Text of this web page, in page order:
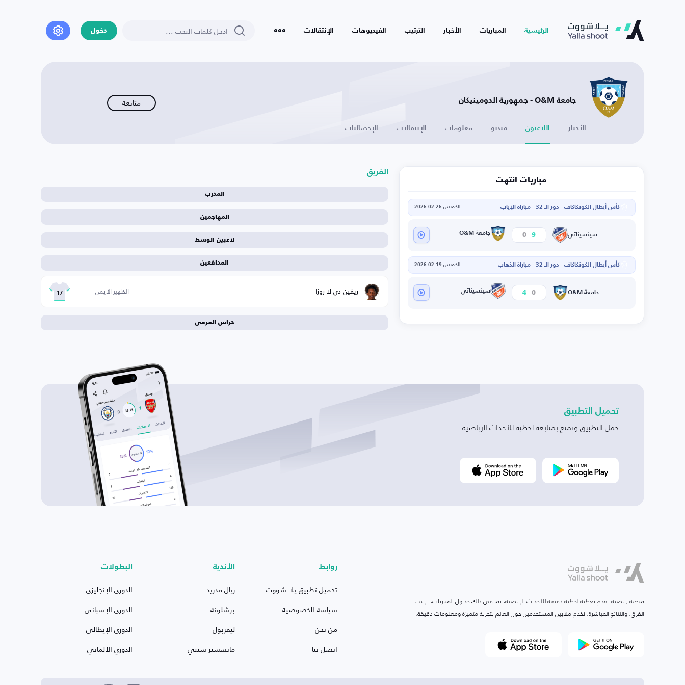
الرئيسية المباريات الأخبار الترتيب الفيديوهات الإنتقالات دخول
جامعة O&M - جمهورية الدومينيكان متابعة
الأخبار اللاعبون فيديو معلومات الإنتقالات الإحصائيات
مباريات انتهت
كأس أبطال الكونكاكاف - دور الـ 32 - مباراة الإياب الخميس 26-02-2026
سينسيناتي 9
-
0 جامعة O&M
كأس أبطال الكونكاكاف - دور الـ 32 - مباراة الذهاب الخميس 19-02-2026
جامعة O&M 0
-
4 سينسيناتي
الفريق
المدرب
المهاجمين
لاعبين الوسط
المدافعين
ريفين دي لا روزا الظهير الأيمن 17
حراس المرمى
تحميل التطبيق
حمل التطبيق وتمتع بمتابعة لحظية للأحداث الرياضية
منصة رياضية تقدم تغطية لحظية دقيقة للأحداث الرياضية، بما في ذلك جداول المباريات، ترتيب
الفرق، والنتائج المباشرة. نخدم ملايين المستخدمين حول العالم بتجربة متميزة ومعلومات دقيقة.
روابط
تحميل تطبيق يلا شووت
سياسة الخصوصية
من نحن
اتصل بنا
الأندية
ريال مدريد
برشلونة
ليفربول
مانشستر سيتي
البطولات
الدوري الإنجليزي
الدوري الإسباني
الدوري الإيطالي
الدوري الألماني